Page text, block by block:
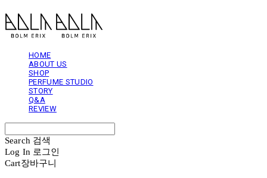
HOME
ABOUT US
SHOP
PERFUME STUDIO
STORY
Q&A
REVIEW
Search 검색
Log In 로그인
Cart장바구니